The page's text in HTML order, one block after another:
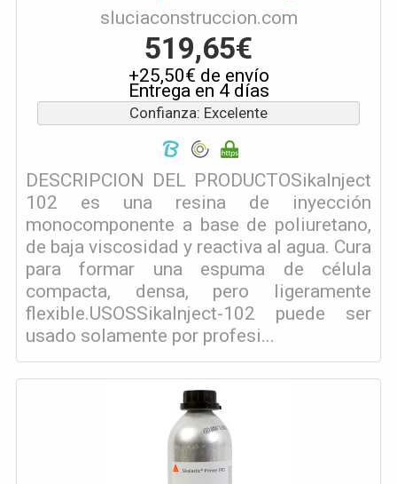
sluciaconstruccion.com
519,65€
+25,50€ de envío
Entrega en 4 días
Confianza: Excelente
DESCRIPCION DEL PRODUCTOSikaInject
102 es una resina de inyección
monocomponente a base de poliuretano,
de baja viscosidad y reactiva al agua. Cura
para formar una espuma de célula
compacta, densa, pero ligeramente
flexible.USOSSikaInject-102 puede ser
usado solamente por profesi...